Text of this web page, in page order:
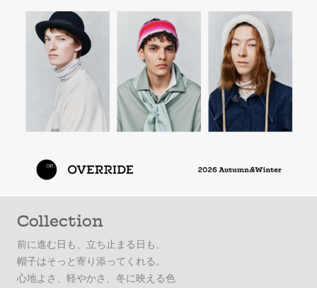
Collection
前に進む日も、立ち止まる日も、
帽子はそっと寄り添ってくれる。
心地よさ、軽やかさ、冬に映える色